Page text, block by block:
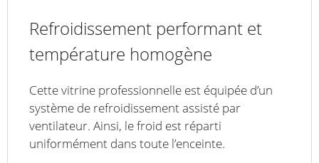
Refroidissement performant et
température homogène
Cette vitrine professionnelle est équipée d’un
système de refroidissement assisté par
ventilateur. Ainsi, le froid est réparti
uniformément dans toute l’enceinte.